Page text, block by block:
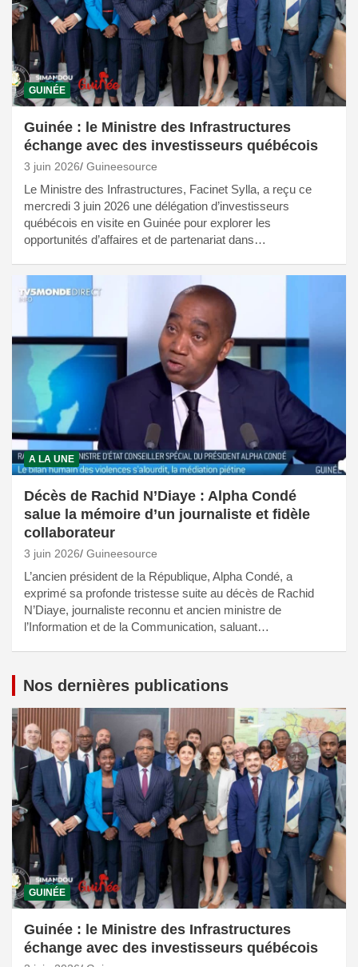
GUINÉE
Guinée : le Ministre des Infrastructures
échange avec des investisseurs québécois
3 juin 2026 Guineesource
Le Ministre des Infrastructures, Facinet Sylla, a reçu ce
mercredi 3 juin 2026 une délégation d’investisseurs
québécois en visite en Guinée pour explorer les
opportunités d’affaires et de partenariat dans…
A LA UNE
Décès de Rachid N’Diaye : Alpha Condé
salue la mémoire d’un journaliste et fidèle
collaborateur
3 juin 2026 Guineesource
L’ancien président de la République, Alpha Condé, a
exprimé sa profonde tristesse suite au décès de Rachid
N’Diaye, journaliste reconnu et ancien ministre de
l’Information et de la Communication, saluant…
Nos dernières publications
GUINÉE
Guinée : le Ministre des Infrastructures
échange avec des investisseurs québécois